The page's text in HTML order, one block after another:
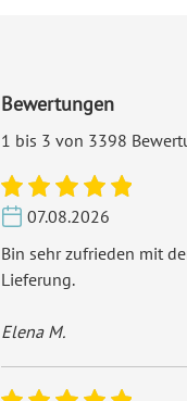
EAN:
Bewertungen
1 bis 3 von 3398
07.08.2026
Bin sehr zufrieden mit
Lieferung.
Elena M.